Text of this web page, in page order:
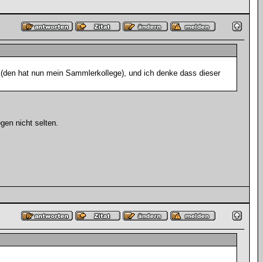
hat nun mein Sammlerkollege), und ich denke dass dieser
nicht selten.